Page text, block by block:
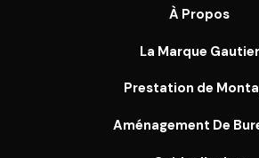
À Propos
La Marque Gautier
Prestation de
Aménagement De